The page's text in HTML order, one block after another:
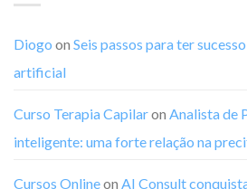
Diogo on Seis passos para ter
artificial
Curso Terapia Capilaron Analista de
inteligente: uma forte relação na
Cursos Onlineon AI Consult